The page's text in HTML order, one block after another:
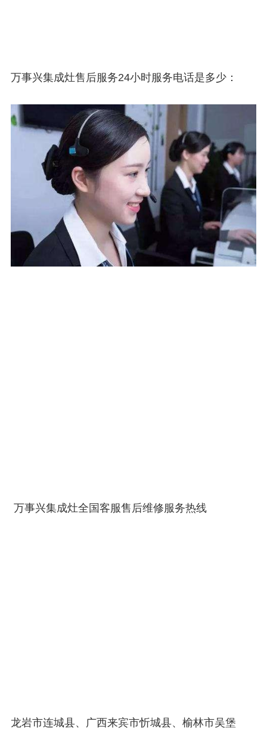
万事兴集成灶售后服务24小时服务电话是多少：
万事兴集成灶全国客服售后维修服务热线
龙岩市连城县、广西来宾市忻城县、榆林市吴堡